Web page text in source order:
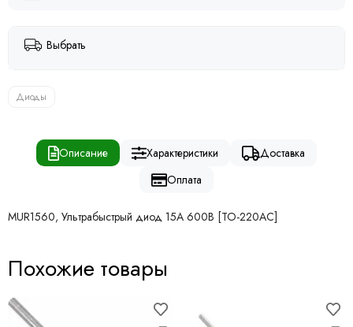
Выбрать
Диоды
Описание Характеристики
Доставка
Оплата
MUR1560, Ультрабыстрый диод 15А 600В [TO-220AC]
Похожие товары